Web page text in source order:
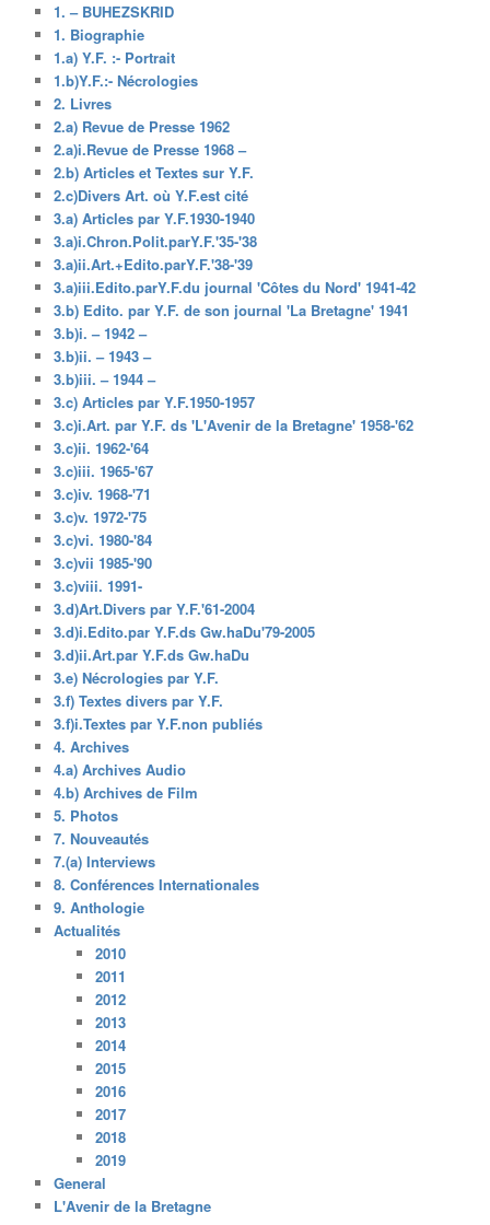
1. – BUHEZSKRID
1. Biographie
1.a) Y.F. :- Portrait
1.b)Y.F.:- Nécrologies
2. Livres
2.a) Revue de Presse 1962
2.a)i.Revue de Presse 1968 –
2.b) Articles et Textes sur Y.F.
2.c)Divers Art. où Y.F.est cité
3.a) Articles par Y.F.1930-1940
3.a)i.Chron.Polit.parY.F.'35-'38
3.a)ii.Art.+Edito.parY.F.'38-'39
3.a)iii.Edito.parY.F.du journal 'Côtes du Nord' 1941-42
3.b) Edito. par Y.F. de son journal 'La Bretagne' 1941
3.b)i. – 1942 –
3.b)ii. – 1943 –
3.b)iii. – 1944 –
3.c) Articles par Y.F.1950-1957
3.c)i.Art. par Y.F. ds 'L'Avenir de la Bretagne' 1958-'62
3.c)ii. 1962-'64
3.c)iii. 1965-'67
3.c)iv. 1968-'71
3.c)v. 1972-'75
3.c)vi. 1980-'84
3.c)vii 1985-'90
3.c)viii. 1991-
3.d)Art.Divers par Y.F.'61-2004
3.d)i.Edito.par Y.F.ds Gw.haDu'79-2005
3.d)ii.Art.par Y.F.ds Gw.haDu
3.e) Nécrologies par Y.F.
3.f) Textes divers par Y.F.
3.f)i.Textes par Y.F.non publiés
4. Archives
4.a) Archives Audio
4.b) Archives de Film
5. Photos
7. Nouveautés
7.(a) Interviews
8. Conférences Internationales
9. Anthologie
Actualités
2010
2011
2012
2013
2014
2015
2016
2017
2018
2019
General
L'Avenir de la Bretagne